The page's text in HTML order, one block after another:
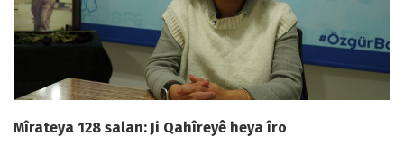
Mîrateya 128 salan: Ji Qahîreyê heya îro